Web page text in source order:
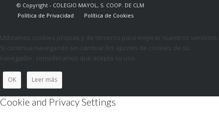
© Copyright - COLEGIO MAYOL, S. COOP. DE CLM
Política de Privacidad
Política de Cookies
Utilizamos cookies propias y de terceros para mejorar nuestros servicios.
Si continua navegando sin cambiar los ajustes de cookies de su
navegador, consideramos que acepta su uso.
OK Leer más
Cookie and Privacy Settings